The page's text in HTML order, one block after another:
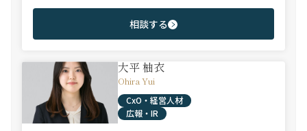
相談する
大平 柚衣
Ohira Yui
CxO・経営人材
広報・IR